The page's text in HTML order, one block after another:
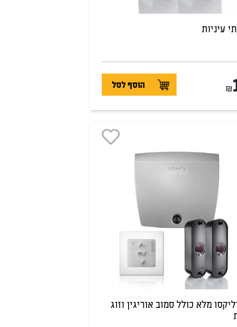
עיניות
₪ הוסף לסל
מלא כולל סמוב אוריגין וזוג